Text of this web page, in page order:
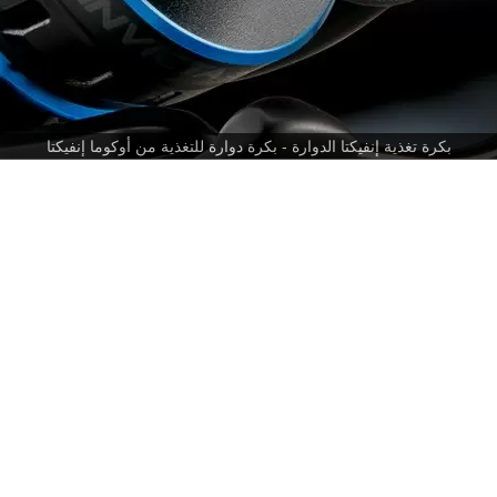
بكرة تغذية إنفيكتا الدوارة - بكرة دوارة للتغذية من أوكوما إنفيكتا